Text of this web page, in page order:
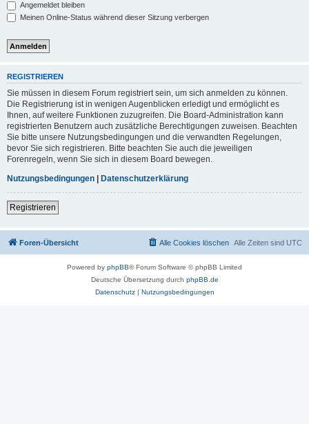
Angemeldet bleiben
Meinen Online-Status während dieser Sitzung verbergen
REGISTRIEREN
Sie müssen in diesem Forum registriert sein, um sich anmelden zu können.
Die Registrierung ist in wenigen Augenblicken erledigt und ermöglicht es
Ihnen, auf weitere Funktionen zuzugreifen. Die Board-Administration kann
registrierten Benutzern auch zusätzliche Berechtigungen zuweisen. Beachten
Sie bitte unsere Nutzungsbedingungen und die verwandten Regelungen,
bevor Sie sich registrieren. Bitte beachten Sie auch die jeweiligen
Forenregeln, wenn Sie sich in diesem Board bewegen.
Nutzungsbedingungen | Datenschutzerklärung
Registrieren
Foren-Übersicht Alle Zeiten sind UTC
Alle Cookies löschen
Powered by phpBB® Forum Software © phpBB Limited
Deutsche Übersetzung durch phpBB.de
Datenschutz| Nutzungsbedingungen